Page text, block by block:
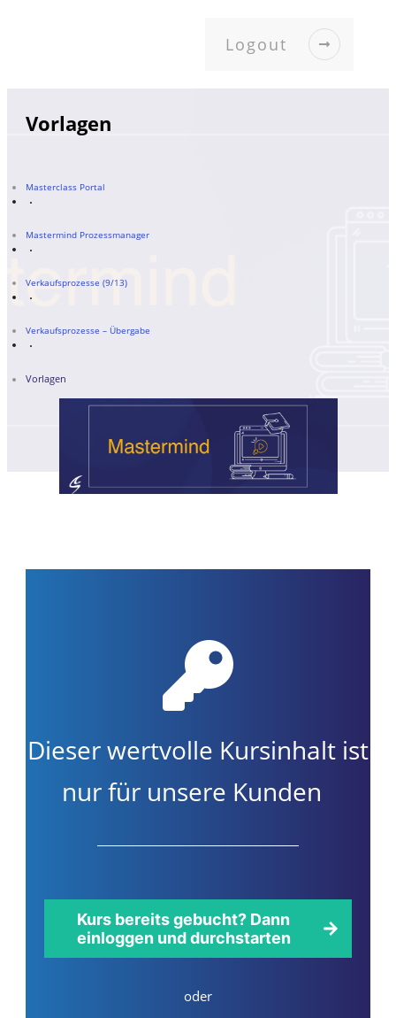
Logout
Vorlagen
Masterclass Portal
Mastermind Prozessmanager
Verkaufsprozesse (9/13)
Verkaufsprozesse – Übergabe
Vorlagen
Dieser wertvolle Kursinhalt ist
nur für unsere Kunden
Kurs bereits gebucht? Dann
einloggen und durchstarten
oder